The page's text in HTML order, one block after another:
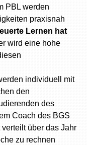
PBL werden
praxisnah
Lernen hat
wird eine hohe
individuell mit
den
des
Coach des BGS
über das Jahr
zu rechnen